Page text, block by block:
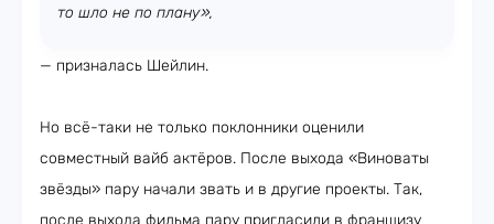
то шло не по плану»,
— призналась Шейлин.
Но всё-таки не только поклонники оценили
совместный вайб актёров. После выхода «Виноваты
звёзды» пару начали звать и в другие проекты. Так,
после выхода фильма пару пригласили в франшизу